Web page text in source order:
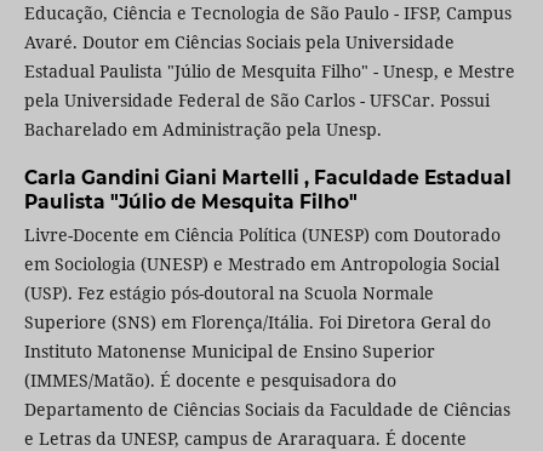
Educação, Ciência e Tecnologia de São Paulo - IFSP, Campus
Avaré. Doutor em Ciências Sociais pela Universidade
Estadual Paulista "Júlio de Mesquita Filho" - Unesp, e Mestre
pela Universidade Federal de São Carlos - UFSCar. Possui
Bacharelado em Administração pela Unesp.
Carla Gandini Giani Martelli , Faculdade Estadual
Paulista "Júlio de Mesquita Filho"
Livre-Docente em Ciência Política (UNESP) com Doutorado
em Sociologia (UNESP) e Mestrado em Antropologia Social
(USP). Fez estágio pós-doutoral na Scuola Normale
Superiore (SNS) em Florença/Itália. Foi Diretora Geral do
Instituto Matonense Municipal de Ensino Superior
(IMMES/Matão). É docente e pesquisadora do
Departamento de Ciências Sociais da Faculdade de Ciências
e Letras da UNESP, campus de Araraquara. É docente